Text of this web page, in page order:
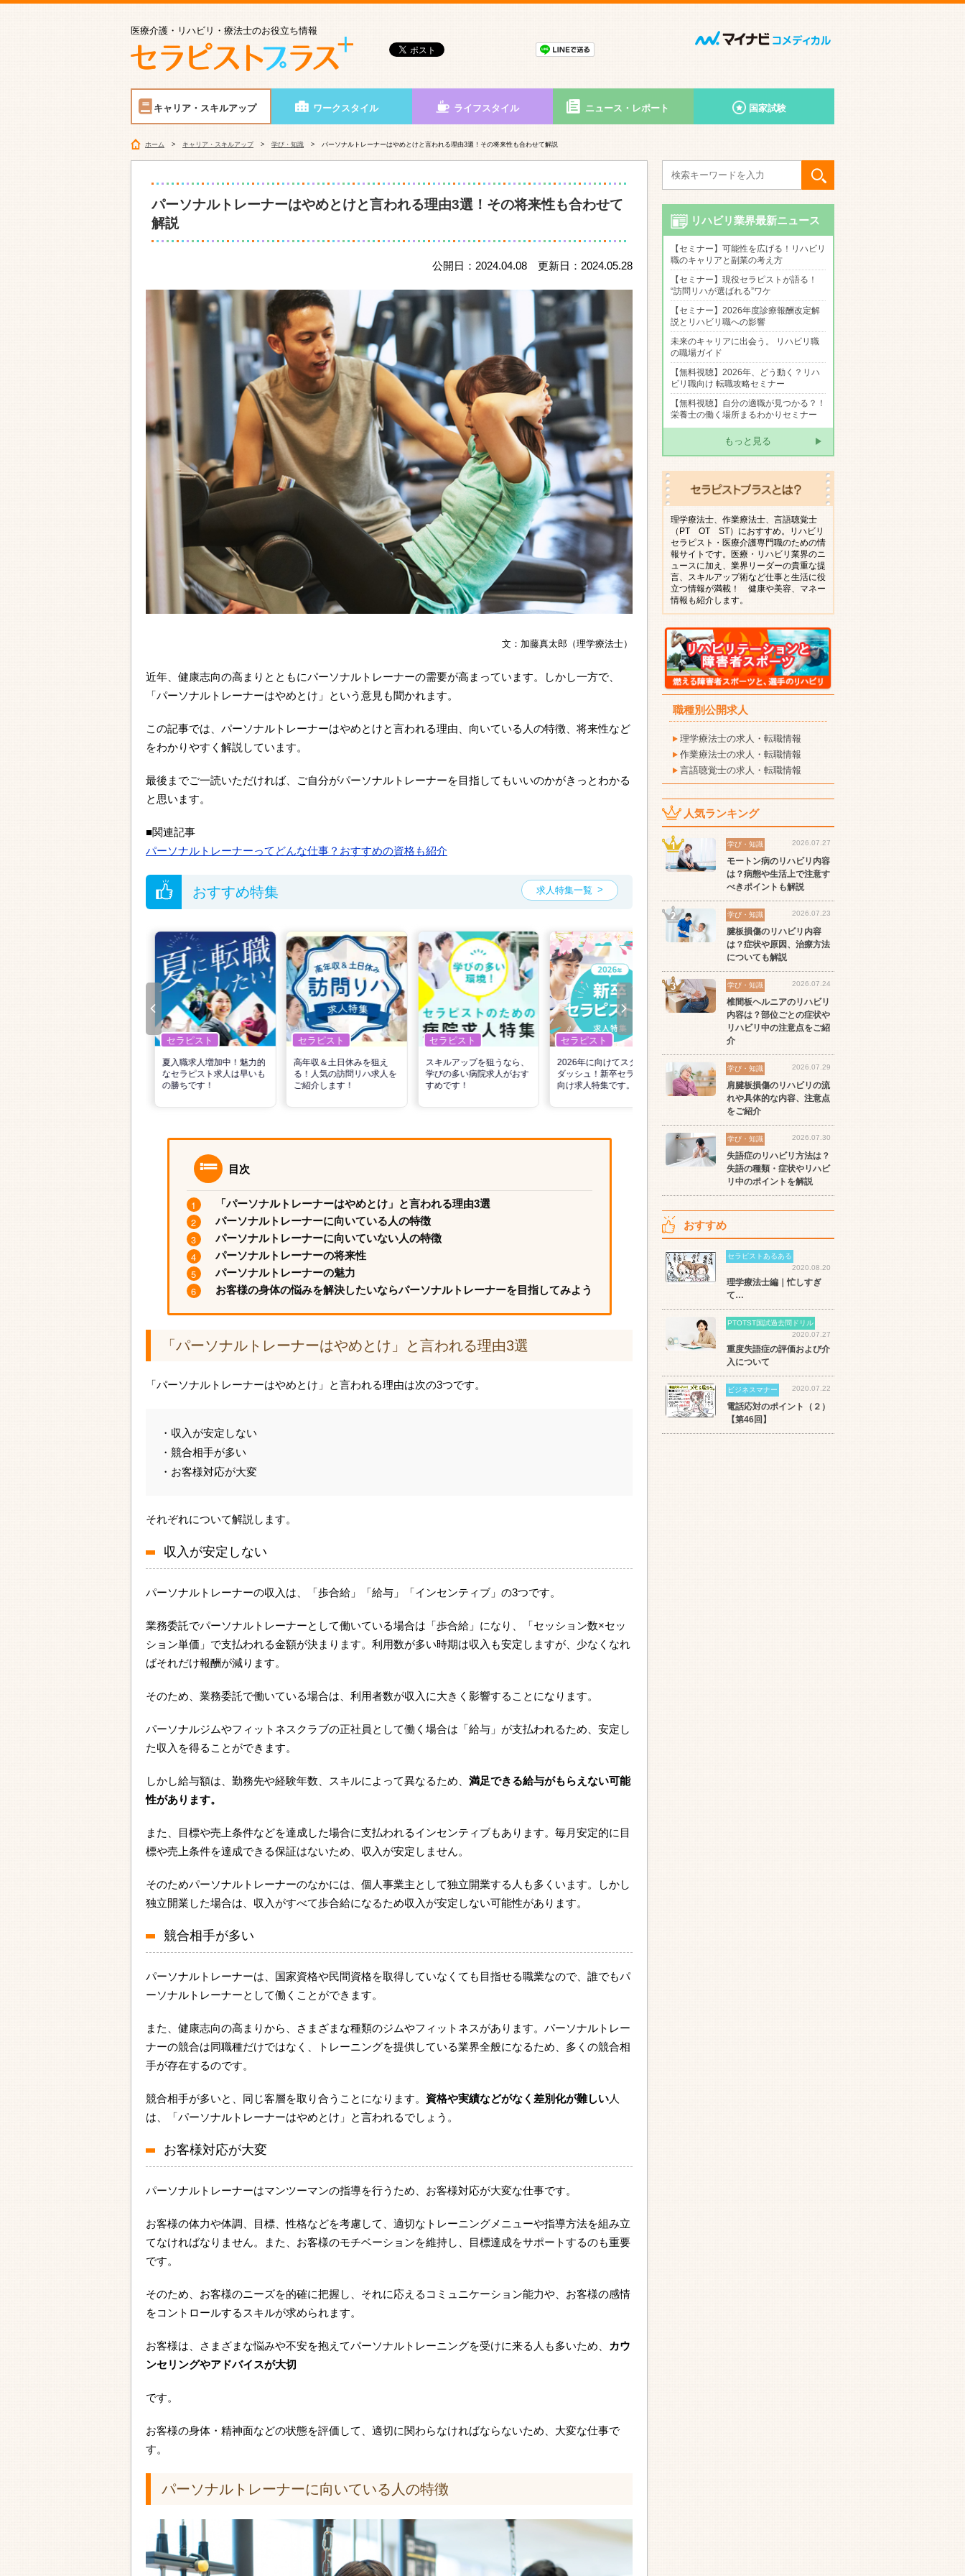
医療介護・リハビリ・療法士のお役立ち情報
キャリア・スキルアップ ワークスタイル ライフスタイル ニュース・レポート 国家試験
ホーム キャリア・スキルアップ 学び・知識 パーソナルトレーナーはやめとけと言われる理由3選！その将来性も合わせて解説
パーソナルトレーナーはやめとけと言われる理由3選！その将来性も合わせて
解説
公開日：2024.04.08 更新日：2024.05.28
文：加藤真太郎（理学療法士）
近年、健康志向の高まりとともにパーソナルトレーナーの需要が高まっています。しかし一方で、
「パーソナルトレーナーはやめとけ」という意見も聞かれます。
この記事では、パーソナルトレーナーはやめとけと言われる理由、向いている人の特徴、将来性など
をわかりやすく解説しています。
最後までご一読いただければ、ご自分がパーソナルトレーナーを目指してもいいのかがきっとわかる
と思います。
■関連記事
パーソナルトレーナーってどんな仕事？おすすめの資格も紹介
おすすめ特集 求人特集一覧
セラピスト
夏入職求人増加中！魅力的
なセラピスト求人は早いも
の勝ちです！
セラピスト
高年収＆土日休みを狙え
る！人気の訪問リハ求人を
ご紹介します！
セラピスト
スキルアップを狙うなら、
学びの多い病院求人がおす
すめです！
セラピスト
2026年に向けてスタート
ダッシュ！新卒セラピスト
向け求人特集です。
セラピスト
世の中の需要の高まりとと
もに増加傾向の「介護施
設」求人をご紹介！
準？数え方も解説
目次
「パーソナルトレーナーはやめとけ」と言われる理由3選
パーソナルトレーナーに向いている人の特徴
パーソナルトレーナーに向いていない人の特徴
パーソナルトレーナーの将来性
パーソナルトレーナーの魅力
お客様の身体の悩みを解決したいならパーソナルトレーナーを目指してみよう
「パーソナルトレーナーはやめとけ」と言われる理由3選
「パーソナルトレーナーはやめとけ」と言われる理由は次の3つです。
・収入が安定しない
・競合相手が多い
・お客様対応が大変
それぞれについて解説します。
収入が安定しない
パーソナルトレーナーの収入は、「歩合給」「給与」「インセンティブ」の3つです。
業務委託でパーソナルトレーナーとして働いている場合は「歩合給」になり、「セッション数×セッ
ション単価」で支払われる金額が決まります。利用数が多い時期は収入も安定しますが、少なくなれ
ばそれだけ報酬が減ります。
そのため、業務委託で働いている場合は、利用者数が収入に大きく影響することになります。
パーソナルジムやフィットネスクラブの正社員として働く場合は「給与」が支払われるため、安定し
た収入を得ることができます。
しかし給与額は、勤務先や経験年数、スキルによって異なるため、 満足できる給与がもらえない可能
性があります。
また、目標や売上条件などを達成した場合に支払われるインセンティブもあります。毎月安定的に目
標や売上条件を達成できる保証はないため、収入が安定しません。
そのためパーソナルトレーナーのなかには、個人事業主として独立開業する人も多くいます。しかし
独立開業した場合は、収入がすべて歩合給になるため収入が安定しない可能性があります。
競合相手が多い
パーソナルトレーナーは、国家資格や民間資格を取得していなくても目指せる職業なので、誰でもパ
ーソナルトレーナーとして働くことができます。
また、健康志向の高まりから、さまざまな種類のジムやフィットネスがあります。パーソナルトレー
ナーの競合は同職種だけではなく、トレーニングを提供している業界全般になるため、多くの競合相
手が存在するのです。
競合相手が多いと、同じ客層を取り合うことになります。 資格や実績などがなく差別化が難しい人
は、「パーソナルトレーナーはやめとけ」と言われるでしょう。
お客様対応が大変
パーソナルトレーナーはマンツーマンの指導を行うため、お客様対応が大変な仕事です。
お客様の体力や体調、目標、性格などを考慮して、適切なトレーニングメニューや指導方法を組み立
てなければなりません。また、お客様のモチベーションを維持し、目標達成をサポートするのも重要
です。
そのため、お客様のニーズを的確に把握し、それに応えるコミュニケーション能力や、お客様の感情
をコントロールするスキルが求められます。
お客様は、さまざまな悩みや不安を抱えてパーソナルトレーニングを受けに来る人も多いため、 カウ
ンセリングやアドバイスが大切
です。
お客様の身体・精神面などの状態を評価して、適切に関わらなければならないため、大変な仕事で
す。
パーソナルトレーナーに向いている人の特徴
リハビリ業界最新ニュース
【セミナー】可能性を広げる！リハビリ
職のキャリアと副業の考え方
【セミナー】現役セラピストが語る！
“訪問リハが選ばれる”ワケ
【セミナー】2026年度診療報酬改定解
説とリハビリ職への影響
未来のキャリアに出会う。 リハビリ職
の職場ガイド
【無料視聴】2026年、どう動く？リハ
ビリ職向け 転職攻略セミナー
【無料視聴】自分の適職が見つかる？！
栄養士の働く場所まるわかりセミナー
もっと見る
理学療法士、作業療法士、言語聴覚士
（PT OT ST）におすすめ。リハビリ
セラピスト・医療介護専門職のための情
報サイトです。医療・リハビリ業界のニ
ュースに加え、業界リーダーの貴重な提
言、スキルアップ術など仕事と生活に役
立つ情報が満載！ 健康や美容、マネー
情報も紹介します。
職種別公開求人
理学療法士の求人・転職情報
作業療法士の求人・転職情報
言語聴覚士の求人・転職情報
人気ランキング
学び・知識 2026.07.27
モートン病のリハビリ内容
は？病態や生活上で注意す
べきポイントも解説
学び・知識 2026.07.23
腱板損傷のリハビリ内容
は？症状や原因、治療方法
についても解説
学び・知識 2026.07.24
椎間板ヘルニアのリハビリ
内容は？部位ごとの症状や
リハビリ中の注意点をご紹
介
学び・知識 2026.07.29
肩腱板損傷のリハビリの流
れや具体的な内容、注意点
をご紹介
学び・知識 2026.07.30
失語症のリハビリ方法は？
失語の種類・症状やリハビ
リ中のポイントを解説
おすすめ
セラピストあるある
2020.08.20
理学療法士編｜忙しすぎ
て…
PTOTST国試過去問ドリル
2020.07.27
重度失語症の評価および介
入について
ビジネスマナー 2020.07.22
電話応対のポイント（２）
【第46回】